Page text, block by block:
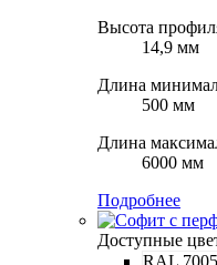
Высота
14,9 мм
Длина
500 мм
Длина
6000 мм
Подробнее
Доступные
RAL